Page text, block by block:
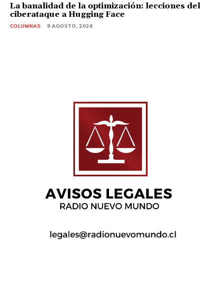
La banalidad de la optimización: lecciones del
ciberataque a Hugging Face
COLUMNAS 9 AGOSTO, 2026